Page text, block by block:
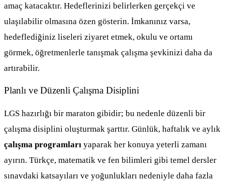
amaç katacaktır. Hedeflerinizi belirlerken gerçekçi ve
ulaşılabilir olmasına özen gösterin. İmkanınız varsa,
hedeflediğiniz liseleri ziyaret etmek, okulu ve ortamı
görmek, öğretmenlerle tanışmak çalışma şevkinizi daha da
artırabilir.
Planlı ve Düzenli Çalışma Disiplini
LGS hazırlığı bir maraton gibidir; bu nedenle düzenli bir
çalışma disiplini oluşturmak şarttır. Günlük, haftalık ve aylık
çalışma programları yaparak her konuya yeterli zamanı
ayırın. Türkçe, matematik ve fen bilimleri gibi temel dersler
sınavdaki katsayıları ve yoğunlukları nedeniyle daha fazla